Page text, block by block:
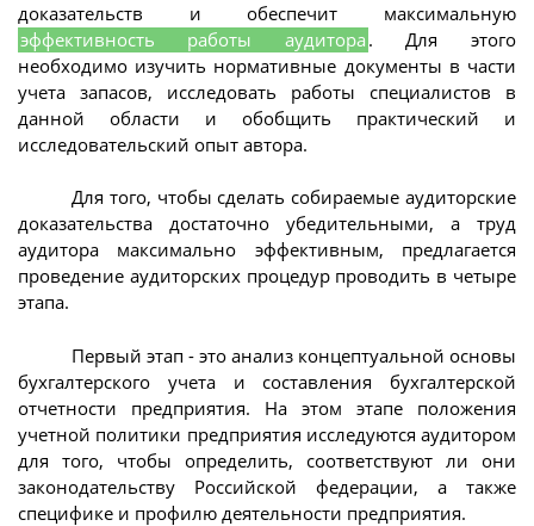
доказательств и обеспечит максимальную
эффективность работы аудитора . Для этого
необходимо изучить нормативные документы в части
учета запасов, исследовать работы специалистов в
данной области и обобщить практический и
исследовательский опыт автора.
Для того, чтобы сделать собираемые аудиторские
доказательства достаточно убедительными, а труд
аудитора максимально эффективным, предлагается
проведение аудиторских процедур проводить в четыре
этапа.
Первый этап - это анализ концептуальной основы
бухгалтерского учета и составления бухгалтерской
отчетности предприятия. На этом этапе положения
учетной политики предприятия исследуются аудитором
для того, чтобы определить, соответствуют ли они
законодательству Российской федерации, а также
специфике и профилю деятельности предприятия.